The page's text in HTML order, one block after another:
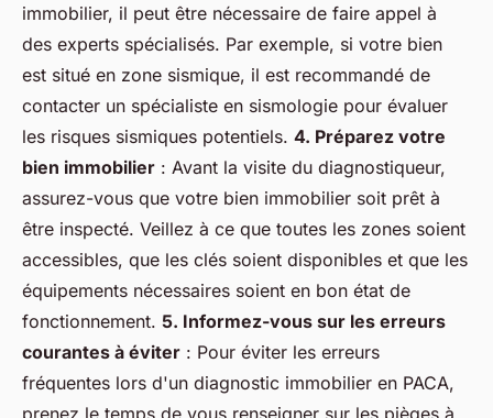
immobilier, il peut être nécessaire de faire appel à
des experts spécialisés. Par exemple, si votre bien
est situé en zone sismique, il est recommandé de
contacter un spécialiste en sismologie pour évaluer
les risques sismiques potentiels. 4. Préparez votre
bien immobilier : Avant la visite du diagnostiqueur,
assurez-vous que votre bien immobilier soit prêt à
être inspecté. Veillez à ce que toutes les zones soient
accessibles, que les clés soient disponibles et que les
équipements nécessaires soient en bon état de
fonctionnement. 5. Informez-vous sur les erreurs
courantes à éviter : Pour éviter les erreurs
fréquentes lors d'un diagnostic immobilier en PACA,